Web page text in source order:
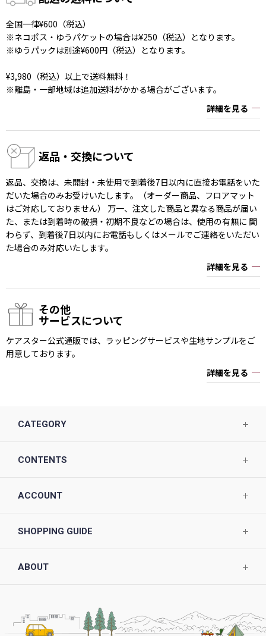
全国一律¥600（税込）
※ネコポス・ゆうパケットの場合は¥250（税込）となります。
※ゆうパックは別途¥600円（税込）となります。
¥3,980（税込）以上で送料無料！
※離島・一部地域は追加送料がかかる場合がございます。
詳細を見る
返品・交換について
返品、交換は、未開封・未使用で到着後7日以内に直接お電話をいた
だいた場合のみお受けいたします。（オーダー商品、フロアマット
はご対応しておりません） 万一、注文した商品と異なる商品が届い
た、または到着時の破損・初期不良などの場合は、使用の有無に 関
わらず、到着後7日以内にお電話もしくはメールでご連絡をいただい
た場合のみ対応いたします。
詳細を見る
その他
サービスについて
ケアスター公式通販では、ラッピングサービスや生地サンプルをご
用意しております。
詳細を見る
CATEGORY
CONTENTS
ACCOUNT
SHOPPING GUIDE
ABOUT